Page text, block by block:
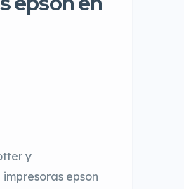
y
epson